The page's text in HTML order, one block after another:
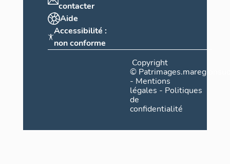
contacter
Aide
Accessibilité :
non conforme
Copyright
©
- Mentions
légales - Politiques
de
confidentialité